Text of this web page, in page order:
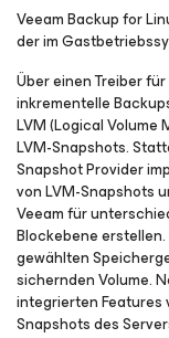
Veeam Backupfor
der im
Über einen Treiber
inkrementelle
LVM (Logical
LVM-Snapshots.
Snapshot Provider
von LVM-Snapshots
Veeam für
Blockebene
gewählten
sichernden Volume.
integrierten Features
Snapshots des